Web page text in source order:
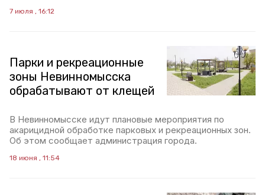
7 июля , 16:12
Парки и рекреационные
зоны Невинномысска
обрабатывают от клещей
В Невинномысске идут плановые мероприятия по
акарицидной обработке парковых и рекреационных зон.
Об этом сообщает администрация города.
18 июня , 11:54